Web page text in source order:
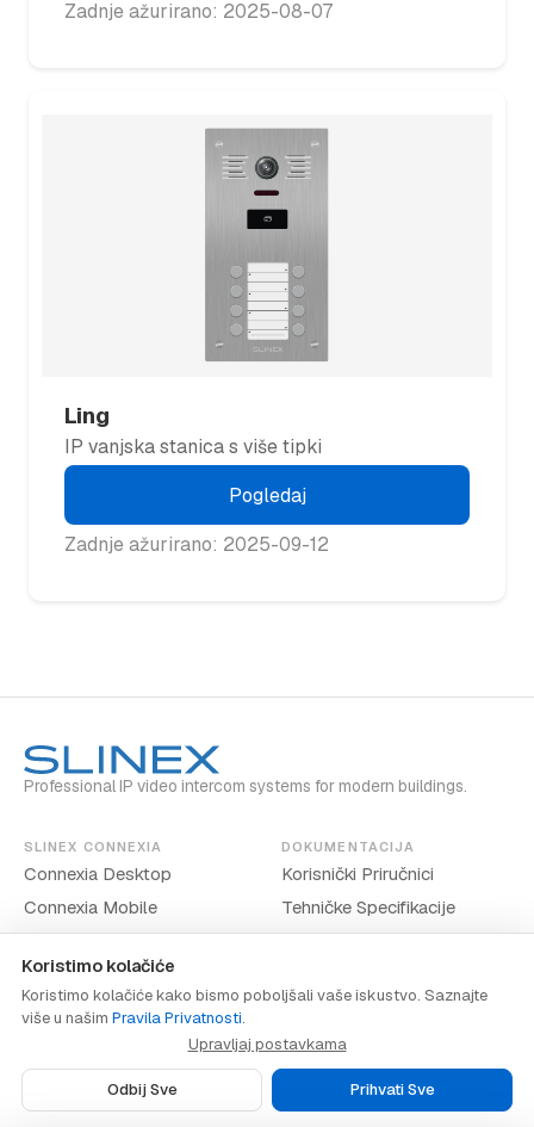
Zadnje ažurirano: 2025-08-07
Ling
IP vanjska stanica s više tipki
Pogledaj
Zadnje ažurirano: 2025-09-12
Professional IP video intercom systems for modern buildings.
SLINEX CONNEXIA
Connexia Desktop
Connexia Mobile
DOKUMENTACIJA
Korisnički Priručnici
Tehničke Specifikacije
© 2026 Slinex. Sva prava pridržana
Pravila Privatnosti·Uvjeti Pružanja Usluge·Postavke Kolačića
www.slinex.com
Koristimo kolačiće
Koristimo kolačiće kako bismo poboljšali vaše iskustvo. Saznajte
više u našim Pravila Privatnosti.
Upravljaj postavkama
Odbij Sve Prihvati Sve